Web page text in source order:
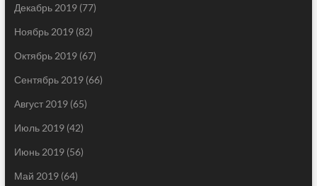
Декабрь 2019(77)
Ноябрь 2019(82)
Октябрь 2019(67)
Сентябрь 2019(66)
Август 2019(65)
Июль 2019(42)
Июнь 2019(56)
Май 2019(64)